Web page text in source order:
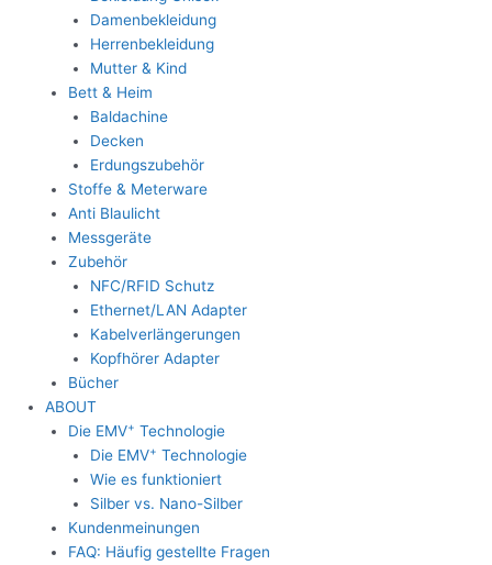
Damenbekleidung
Herrenbekleidung
Mutter & Kind
Bett & Heim
Baldachine
Decken
Erdungszubehör
Stoffe & Meterware
Anti Blaulicht
Messgeräte
Zubehör
NFC/RFID Schutz
Ethernet/LAN Adapter
Kabelverlängerungen
Kopfhörer Adapter
Bücher
ABOUT
Die EMV+ Technologie
Die EMV+ Technologie
Wie es funktioniert
Silber vs. Nano-Silber
Kundenmeinungen
FAQ: Häufig gestellte Fragen